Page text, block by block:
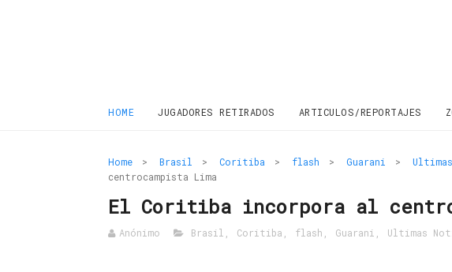
HOME JUGADORES RETIRADOS ARTICULOS/REPORTAJES
Home > Brasil > Coritiba > flash > Guarani >
centrocampista Lima
El Coritiba incorpora al
Anónimo Brasil Coritiba flash Guarani Ultimas